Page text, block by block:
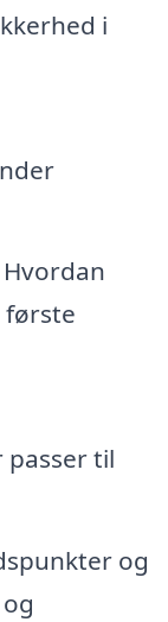
i
første
til
og